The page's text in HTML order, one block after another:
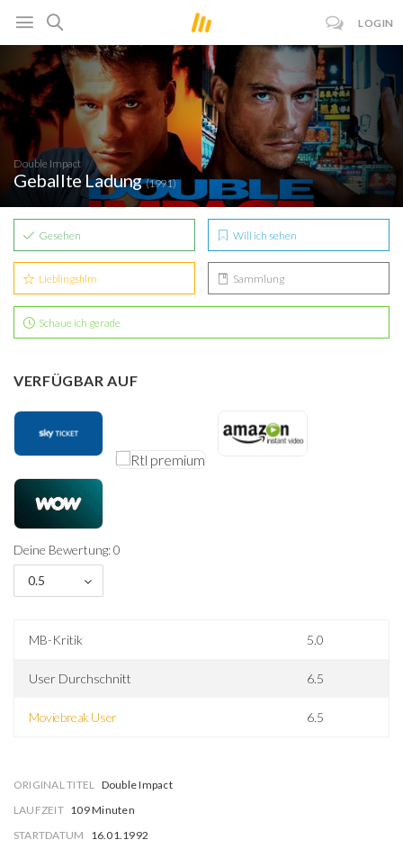
LOGIN
Double Impact
Geballte Ladung(1991)
Gesehen Will ich sehen
Lieblingsfilm Sammlung
Schaue ich gerade
VERFÜGBAR AUF
Deine Bewertung: 0
0.5
MB-Kritik 5.0
User Durchschnitt 6.5
Moviebreak User 6.5
ORIGINAL TITEL
Double Impact
LAUFZEIT 109 Minuten
STARTDATUM
16.01.1992